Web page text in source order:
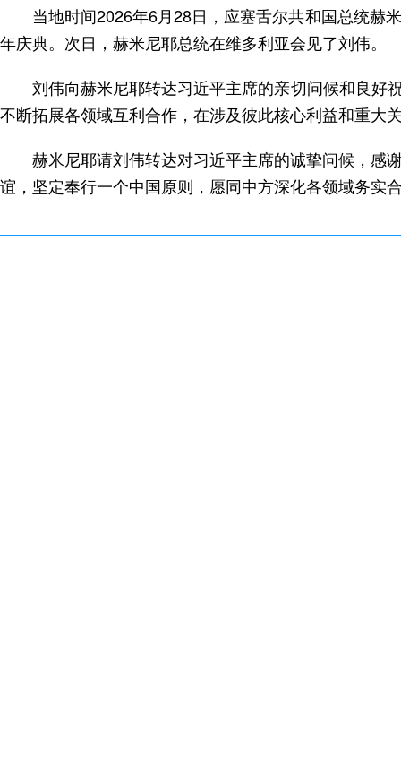
当地时间2026年6月28日，应塞舌尔共和国总统赫
年庆典。次日，赫米尼耶总统在维多利亚会见了刘伟。
刘伟向赫米尼耶转达习近平主席的亲切问候和良好
不断拓展各领域互利合作，在涉及彼此核心利益和重大
赫米尼耶请刘伟转达对习近平主席的诚挚问候，感
谊，坚定奉行一个中国原则，愿同中方深化各领域务实